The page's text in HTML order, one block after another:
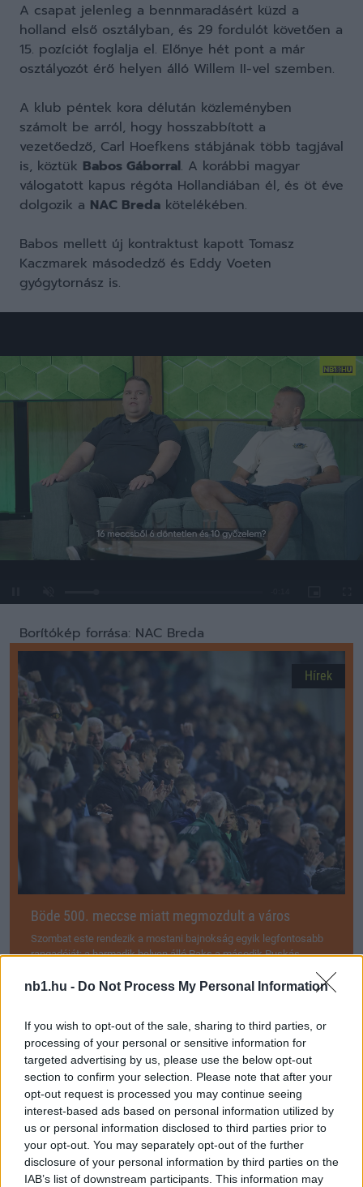
nb1.hu - Do Not Process My Personal Information
If you wish to opt-out of the sale, sharing to third parties, or
processing of your personal or sensitive information for
targeted advertising by us, please use the below opt-out
section to confirm your selection. Please note that after your
opt-out request is processed you may continue seeing
interest-based ads based on personal information utilized by
us or personal information disclosed to third parties prior to
your opt-out. You may separately opt-out of the further
disclosure of your personal information by third parties on the
IAB’s list of downstream participants. This information may
A csapat jelenleg a bennmaradásért küzd a
holland első osztályban, és 29 fordulót követően a
15. pozíciót foglalja el. Előnye hét pont a már
osztályozót érő helyen álló Willem II-vel szemben.
A klub péntek kora délután közleményben
számolt be arról, hogy hosszabbított a
vezetőedző, Carl Hoefkens stábjának több tagjával
is, köztük Babos Gáborral. A korábbi magyar
válogatott kapus régóta Hollandiában él, és öt éve
dolgozik a NAC Breda kötelékében.
Babos mellett új kontraktust kapott Tomasz
Kaczmarek másodedző és Eddy Voeten
gyógytornász is.
0%
Borítókép forrása: NAC Breda
Hírek
Böde 500. meccse miatt megmozdult a város
Szombat este rendezik a mostani bajnokság egyik legfontosabb
rangadóját: a harmadik helyen álló Paks a második Puskás
Megosztás:
KAPCSOLÓDÓ HÍREK